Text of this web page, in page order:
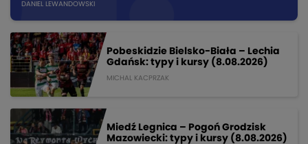
DANIEL LEWANDOWSKI
Pobeskidzie Bielsko-Biała – Lechia
Gdańsk: typy i kursy (8.08.2026)
MICHAL KACPRZAK
Miedź Legnica – Pogoń Grodzisk
Mazowiecki: typy i kursy (8.08.2026)